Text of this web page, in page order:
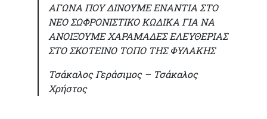
ΑΓΩΝΑ ΠΟΥ ΔΙΝΟΥΜΕ ΕΝΑΝΤΙΑ ΣΤΟ
ΝΕΟ ΣΩΦΡΟΝΙΣΤΙΚΟ ΚΩΔΙΚΑ ΓΙΑ ΝΑ
ΑΝΟΙΞΟΥΜΕ ΧΑΡΑΜΑΔΕΣ ΕΛΕΥΘΕΡΙΑΣ
ΣΤΟ ΣΚΟΤΕΙΝΟ ΤΟΠΟ ΤΗΣ ΦΥΛΑΚΗΣ
Τσάκαλος Γεράσιμος – Τσάκαλος
Χρήστος